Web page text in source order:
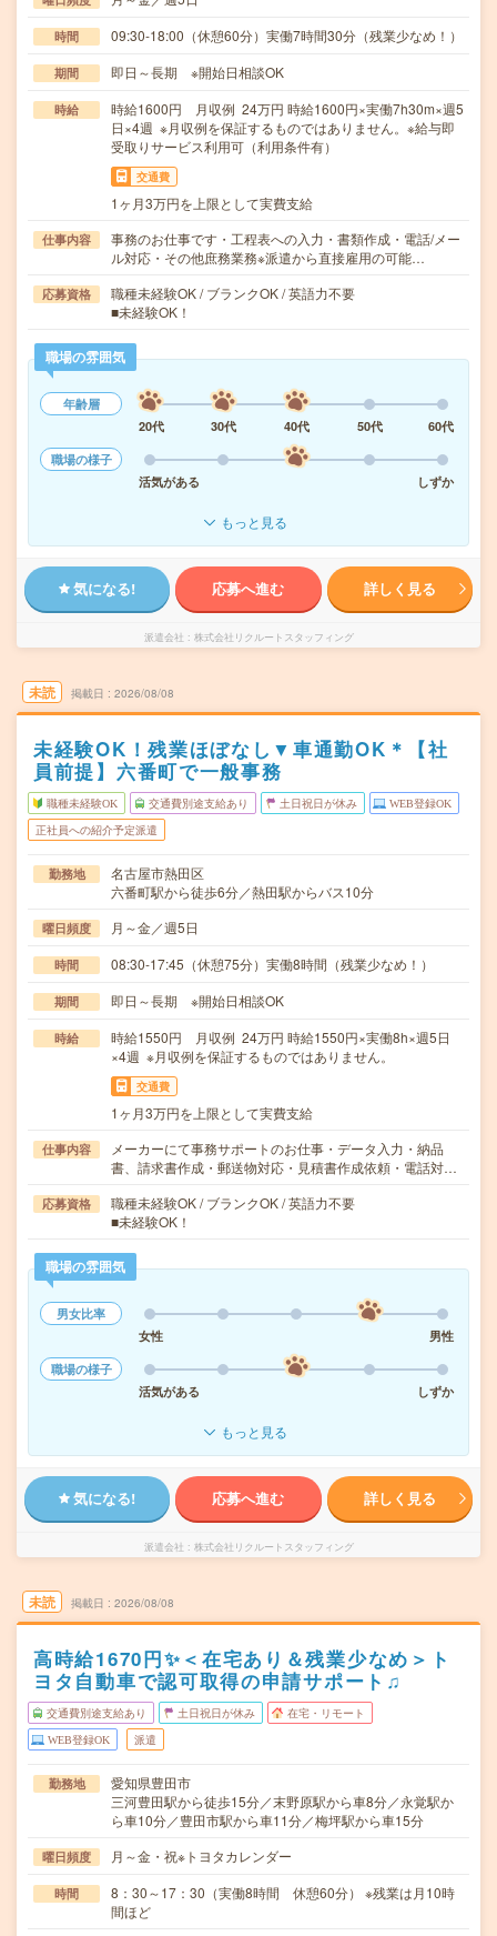
時間 09:30-18:00（休憩60分）実働7時間30分（残業少なめ！）
期間 即日～長期 ※開始日相談OK
時給
時給1600円 月収例 24万円 時給1600円×実働7h30m×週5
日×4週 ※月収例を保証するものではありません。※給与即
受取りサービス利用可（利用条件有）
交通費
1ヶ月3万円を上限として実費支給
仕事内容
事務のお仕事です・工程表への入力・書類作成・電話/メー
ル対応・その他庶務業務※派遣から直接雇用の可能…
応募資格
職種未経験OK / ブランクOK / 英語力不要
■未経験OK！
職場の雰囲気
年齢層
20代
30代 40代 50代
60代
職場の様子
活気がある
しずか
もっと見る
気になる! 応募へ進む 詳しく見る
派遣会社 株式会社リクルートスタッフィング
未読 掲載日 2026/08/08
未経験OK！残業ほぼなし▼車通勤OK＊【社
員前提】六番町で一般事務
職種未経験OK 交通費別途支給あり 土日祝日が休み WEB登録OK
正社員への紹介予定派遣
勤務地
名古屋市熱田区
六番町駅から徒歩6分／熱田駅からバス10分
曜日頻度 月～金／週5日
時間 08:30-17:45（休憩75分）実働8時間（残業少なめ！）
期間 即日～長期 ※開始日相談OK
時給
時給1550円 月収例 24万円 時給1550円×実働8h×週5日
×4週 ※月収例を保証するものではありません。
交通費
1ヶ月3万円を上限として実費支給
仕事内容
メーカーにて事務サポートのお仕事・データ入力・納品
書、請求書作成・郵送物対応・見積書作成依頼・電話対…
応募資格
職種未経験OK / ブランクOK / 英語力不要
■未経験OK！
職場の雰囲気
男女比率
女性
男性
職場の様子
活気がある
しずか
もっと見る
気になる! 応募へ進む 詳しく見る
派遣会社 株式会社リクルートスタッフィング
未読 掲載日 2026/08/08
高時給1670円✨＜在宅あり＆残業少なめ＞ト
ヨタ自動車で認可取得の申請サポート♫
交通費別途支給あり 土日祝日が休み 在宅・リモート
WEB登録OK 派遣
勤務地
愛知県豊田市
三河豊田駅から徒歩15分／末野原駅から車8分／永覚駅か
ら車10分／豊田市駅から車11分／梅坪駅から車15分
曜日頻度 月～金・祝※トヨタカレンダー
時間
8：30～17：30（実働8時間 休憩60分） ※残業は月10時
間ほど